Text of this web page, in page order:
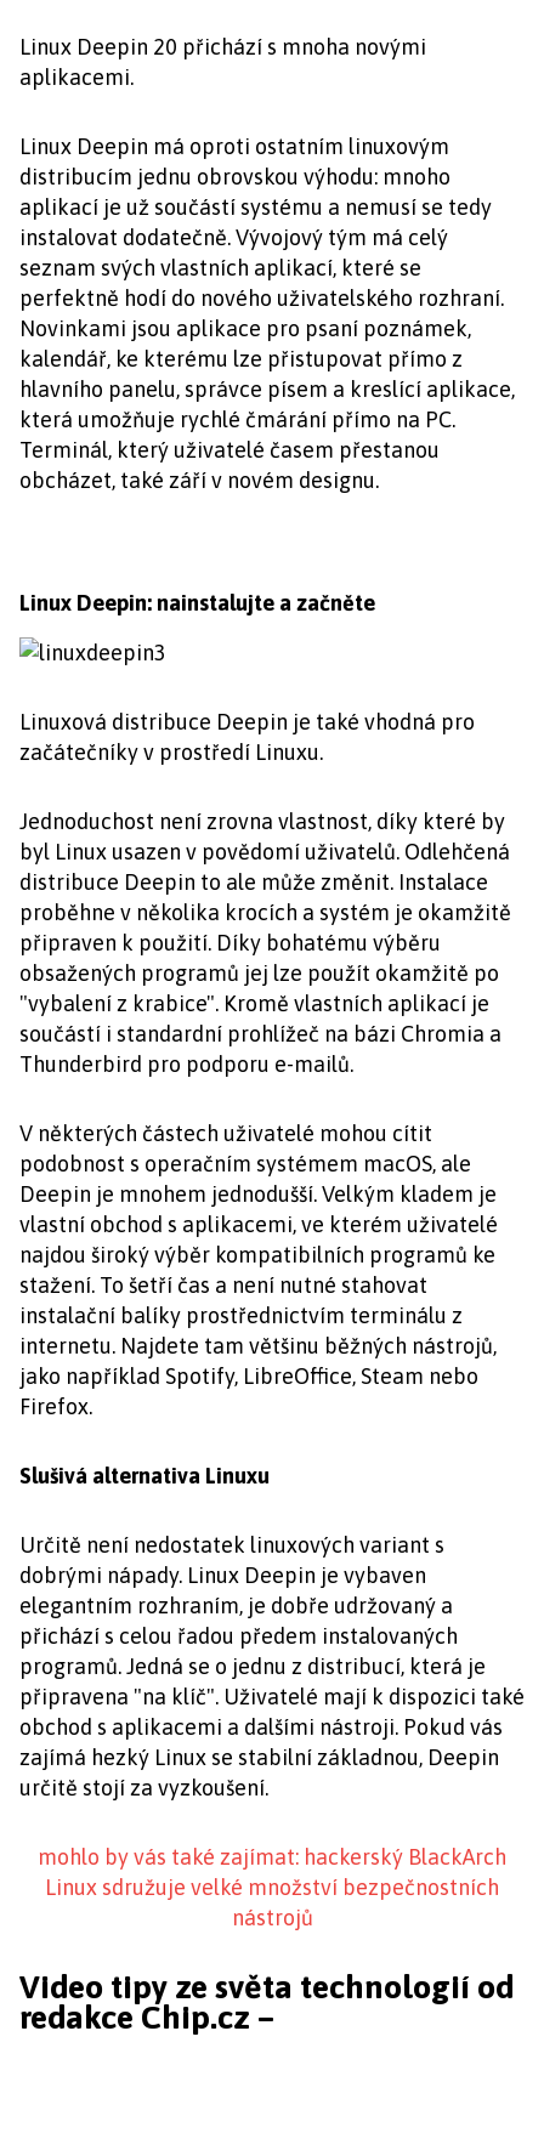
Linux Deepin 20 přichází s mnoha novými
aplikacemi.
Linux Deepin má oproti ostatním linuxovým
distribucím jednu obrovskou výhodu: mnoho
aplikací je už součástí systému a nemusí se tedy
instalovat dodatečně. Vývojový tým má celý
seznam svých vlastních aplikací, které se
perfektně hodí do nového uživatelského rozhraní.
Novinkami jsou aplikace pro psaní poznámek,
kalendář, ke kterému lze přistupovat přímo z
hlavního panelu, správce písem a kreslící aplikace,
která umožňuje rychlé čmárání přímo na PC.
Terminál, který uživatelé časem přestanou
obcházet, také září v novém designu.
Linux Deepin: nainstalujte a začněte
Linuxová distribuce Deepin je také vhodná pro
začátečníky v prostředí Linuxu.
Jednoduchost není zrovna vlastnost, díky které by
byl Linux usazen v povědomí uživatelů. Odlehčená
distribuce Deepin to ale může změnit. Instalace
proběhne v několika krocích a systém je okamžitě
připraven k použití. Díky bohatému výběru
obsažených programů jej lze použít okamžitě po
"vybalení z krabice". Kromě vlastních aplikací je
součástí i standardní prohlížeč na bázi Chromia a
Thunderbird pro podporu e-mailů.
V některých částech uživatelé mohou cítit
podobnost s operačním systémem macOS, ale
Deepin je mnohem jednodušší. Velkým kladem je
vlastní obchod s aplikacemi, ve kterém uživatelé
najdou široký výběr kompatibilních programů ke
stažení. To šetří čas a není nutné stahovat
instalační balíky prostřednictvím terminálu z
internetu. Najdete tam většinu běžných nástrojů,
jako například Spotify, LibreOffice, Steam nebo
Firefox.
Slušivá alternativa Linuxu
Určitě není nedostatek linuxových variant s
dobrými nápady. Linux Deepin je vybaven
elegantním rozhraním, je dobře udržovaný a
přichází s celou řadou předem instalovaných
programů. Jedná se o jednu z distribucí, která je
připravena "na klíč". Uživatelé mají k dispozici také
obchod s aplikacemi a dalšími nástroji. Pokud vás
zajímá hezký Linux se stabilní základnou, Deepin
určitě stojí za vyzkoušení.
mohlo by vás také zajímat: hackerský BlackArch
Linux sdružuje velké množství bezpečnostních
nástrojů
Video tipy ze světa technologií od
redakce Chip.cz –